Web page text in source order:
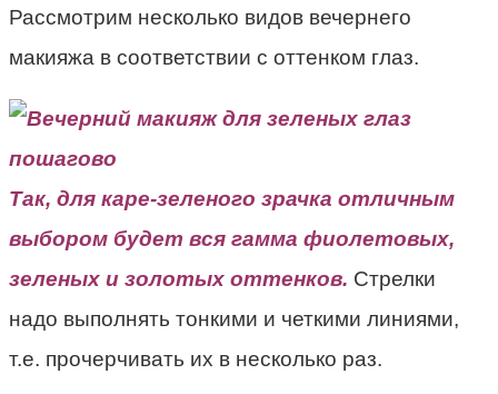
Рассмотрим несколько видов вечернего
макияжа в соответствии с оттенком глаз.
Так, для каре-зеленого зрачка отличным
выбором будет вся гамма фиолетовых,
зеленых и золотых оттенков. Стрелки
надо выполнять тонкими и четкими линиями,
т.е. прочерчивать их в несколько раз.